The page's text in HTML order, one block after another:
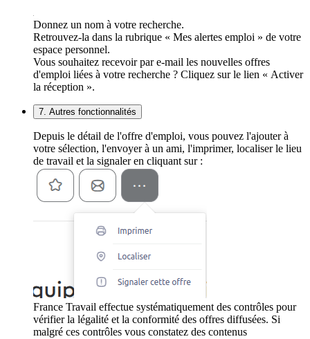
Donnez un nom à votre recherche.
Retrouvez-la dans la rubrique « Mes alertes emploi » de votre
espace personnel.
Vous souhaitez recevoir par e-mail les nouvelles offres
d'emploi liées à votre recherche ? Cliquez sur le lien « Activer
la réception ».
7. Autres fonctionnalités
Depuis le détail de l'offre d'emploi, vous pouvez l'ajouter à
votre sélection, l'envoyer à un ami, l'imprimer, localiser le lieu
de travail et la signaler en cliquant sur :
France Travail effectue systématiquement des contrôles pour
vérifier la légalité et la conformité des offres diffusées. Si
malgré ces contrôles vous constatez des contenus